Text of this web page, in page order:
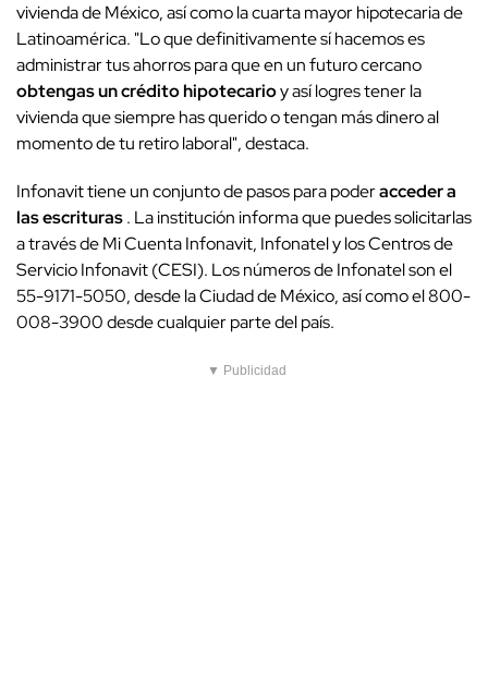
vivienda de México, así como la cuarta mayor hipotecaria de
Latinoamérica. "Lo que definitivamente sí hacemos es
administrar tus ahorros para que en un futuro cercano
obtengas un crédito hipotecarioy así logres tener la
vivienda que siempre has querido o tengan más dinero al
momento de tu retiro laboral", destaca.
Infonavit tiene un conjunto de pasos para poderacceder a
las escrituras. La institución informa que puedes solicitarlas
a través de Mi Cuenta Infonavit, Infonatel y los Centros de
Servicio Infonavit (CESI). Los números de Infonatel son el
55-9171-5050, desde la Ciudad de México, así como el 800-
008-3900 desde cualquier parte del país.
▼ Publicidad